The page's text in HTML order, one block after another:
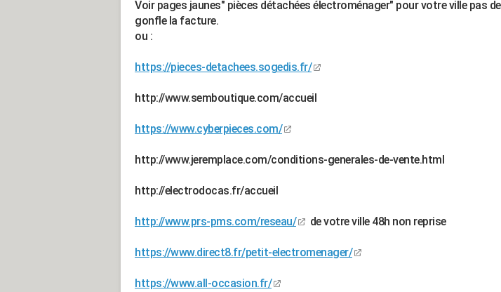
Voir pages jaunes" pièces détachées électroménager" pour votre ville pas
gonfle la facture.
ou :
https://pieces-detachees.sogedis.fr/
http://www.semboutique.com/accueil
https://www.cyberpieces.com/
http://www.jeremplace.com/conditions-generales-de-vente.html
http://electrodocas.fr/accueil
http://www.prs-pms.com/reseau/ de votre ville 48h non reprise
https://www.direct8.fr/petit-electromenager/
https://www.all-occasion.fr/